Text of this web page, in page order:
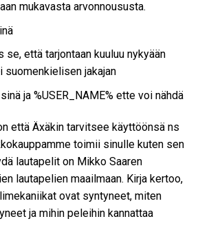
mukavasta arvonnoususta.
että tarjontaan kuuluu nykyään
jakajan
ja %USER_NAME% ette voi nähdä
että Äxäkin tarvitsee käyttöönsä ns
toimii sinulle kuten sen
lautapelit on Mikko Saaren
lautapelien maailmaan. Kirja kertoo,
ovat syntyneet, miten
ja mihin peleihin kannattaa